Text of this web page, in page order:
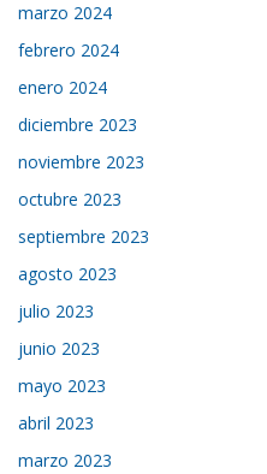
marzo 2024
febrero 2024
enero 2024
diciembre 2023
noviembre 2023
octubre 2023
septiembre 2023
agosto 2023
julio 2023
junio 2023
mayo 2023
abril 2023
marzo 2023